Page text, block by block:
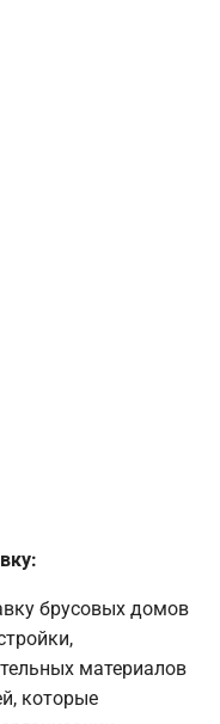
брусовых домов
материалов
которые